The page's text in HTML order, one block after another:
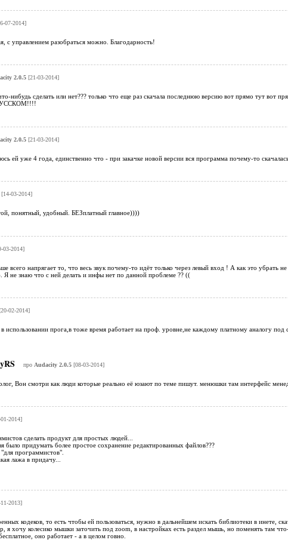
07-2014]
с управлением разобраться можно. Благодарность!
2.0.5[21-03-2014]
нибудь сделать или нет??? только что еще раз скачала последнюю версию вот прямо тут вот
2.0.5[21-03-2014]
ей уже 4 года, единственно что - при закачке новой версии вся программа почему-то скачалась
03-2014]
понятный, удобный. БЕЗплатный главное))))
03-2014]
всего напрягает то, что весь звук почему-то идёт только через левый вход ! А как это убрать
Я не знаю что с ней делать и инфы нет по данной проблеме ?? ((
02-2014]
использовании прога,в тоже время работает на проф. уровне,не каждому платному аналогу
про Audacity 2.0.5[08-03-2014]
Вон смотри как люди которые реально её юзают по теме пишут. менюшки там интерфейс
2014]
сделать продукт для простых людей...
было придумать более простое сохранение редактированных файлов???
программистов".
лажа в придачу...
2013]
кодеков, то есть чтобы ей пользоваться, нужно в дальнейшем искать библиотеки в инете,
я хочу колесико мышки заточить под zoom, в настройках есть раздел мышь, но поменять там
оно работает - а в целом говно.